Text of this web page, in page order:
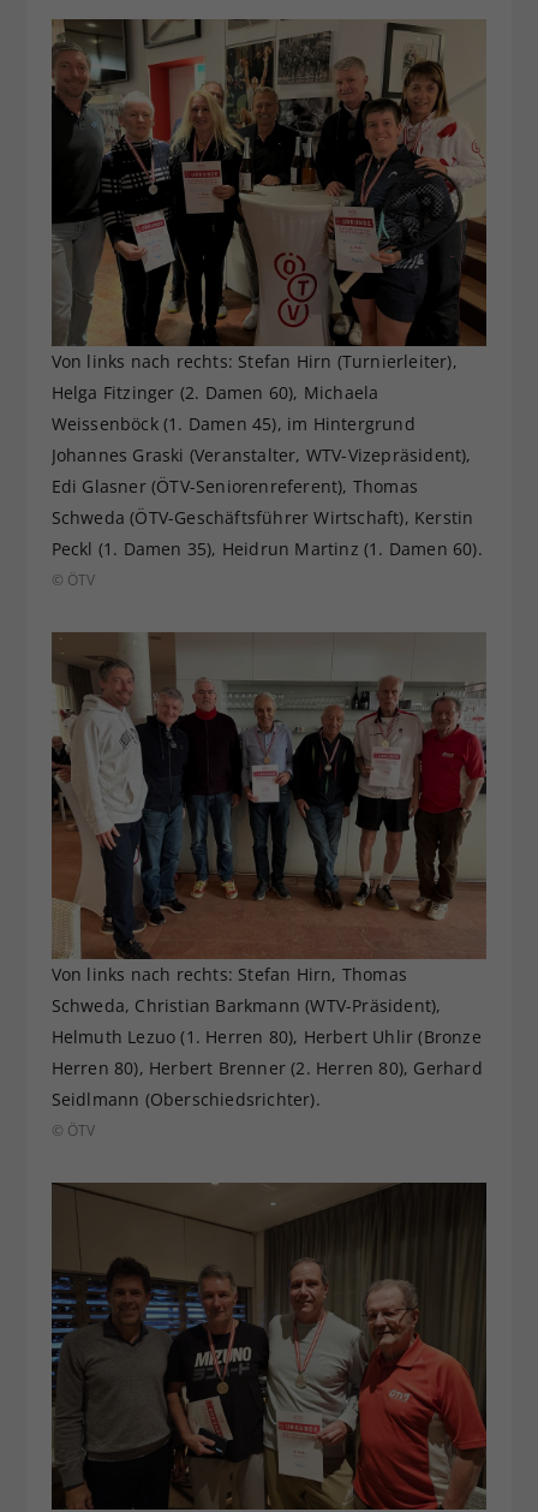
Von links nach rechts: Stefan Hirn (Turnierleiter),
Helga Fitzinger (2. Damen 60), Michaela
Weissenböck (1. Damen 45), im Hintergrund
Johannes Graski (Veranstalter, WTV-Vizepräsident),
Edi Glasner (ÖTV-Seniorenreferent), Thomas
Schweda (ÖTV-Geschäftsführer Wirtschaft), Kerstin
Peckl (1. Damen 35), Heidrun Martinz (1. Damen 60).
© ÖTV
Von links nach rechts: Stefan Hirn, Thomas
Schweda, Christian Barkmann (WTV-Präsident),
Helmuth Lezuo (1. Herren 80), Herbert Uhlir (Bronze
Herren 80), Herbert Brenner (2. Herren 80), Gerhard
Seidlmann (Oberschiedsrichter).
© ÖTV